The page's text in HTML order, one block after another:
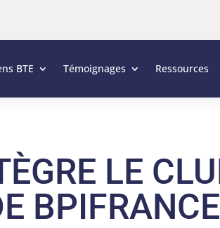
BTE Témoignages Ressources
LE
BPIFRANCE